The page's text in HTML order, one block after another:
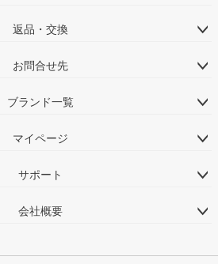
返品・交換
お問合せ先
ブランド一覧
マイページ
サポート
会社概要